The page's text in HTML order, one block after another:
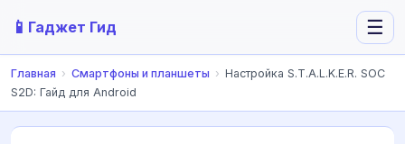
📱 Гаджет Гид ☰
Главная › Смартфоны и планшеты › Настройка S.T.A.L.K.E.R. SOC
S2D: Гайд для Android